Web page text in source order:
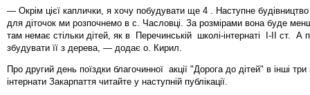
— Окрім цієї каплички, я хочу побудувати ще 4 . Наступне
для діточок ми розпочнемо в с. Часловці. За розмірами вона буде
там немає стільки дітей, як в Перечинській школі-інтернаті І-ІІ ст. А
збудувати її з дерева, — додає о. Кирил.
Про другий день поїздки благочинної акції "Дорога до дітей" в інші
інтернати Закарпаття читайте у наступній публікації.